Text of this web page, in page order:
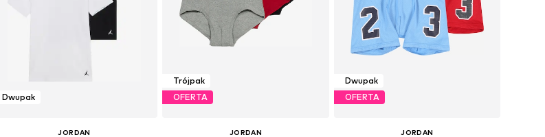
Dwupak
JORDAN
Trójpak
OFERTA
JORDAN
Dwupak
OFERTA
JORDAN